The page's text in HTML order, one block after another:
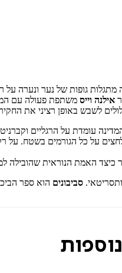
מתגלות גופות של נער ונערה
אילנה וייס משתפת פעולה עם
לשבש באופן רציני את החקירה
עומדת על הרגליים
על כל הגורמים בשטח. על
האמת הנוראית שהובילה
סביבונים הוא ספר